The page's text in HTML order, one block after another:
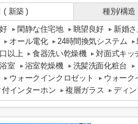
( 新築 ) 種別/構造
閑静な住宅地 眺望良好 新婚
オール電化 24時間換気システム
以上
食器洗い乾燥機 対面式キッ
室
浴室乾燥機 洗髪洗面化粧台
ウォークインクロゼット ウォーク
インターホン
複層ガラス ディ